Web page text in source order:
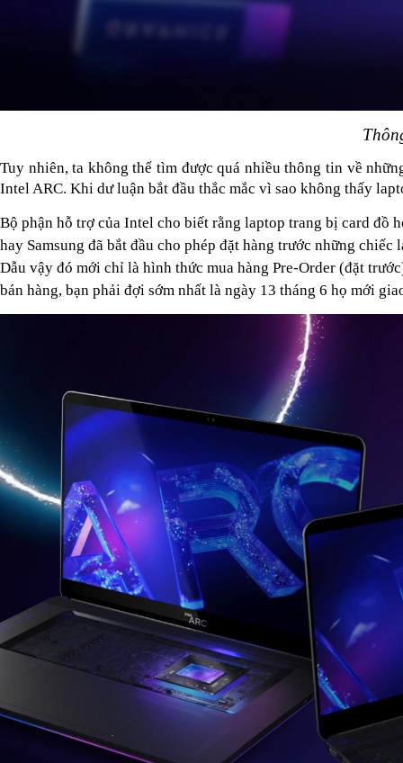
Tuy nhiên, ta không thể tìm được quá nhiều thông tin về
Intel ARC. Khi dư luận bắt đầu thắc mắc vì sao không thấy
Bộ phận hỗ trợ của Intel cho biết rằng laptop trang bị card đồ
hay Samsung đã bắt đầu cho phép đặt hàng trước những
Dẫu vậy đó mới chỉ là hình thức mua hàng Pre-Order (đặt
bán hàng, bạn phải đợi sớm nhất là ngày 13 tháng 6 họ mới